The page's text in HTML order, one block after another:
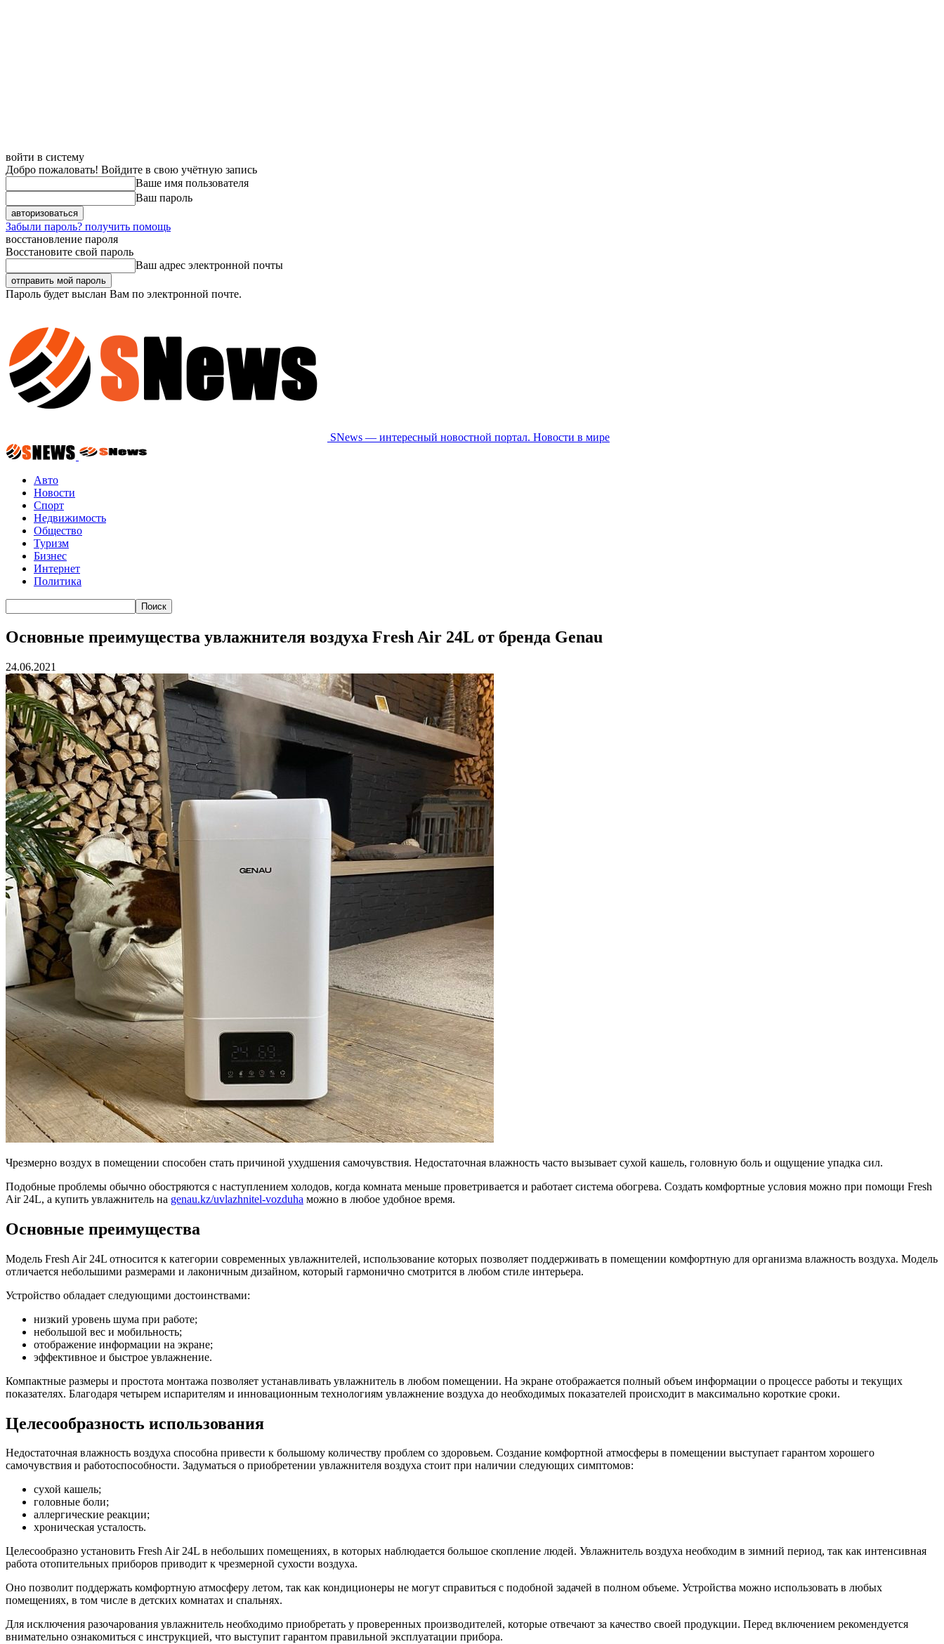
войти в систему
Добро пожаловать! Войдите в свою учётную запись
Ваше имя пользователя
Ваш пароль
Забыли пароль? получить помощь
восстановление пароля
Восстановите свой пароль
Ваш адрес электронной почты
Пароль будет выслан Вам по электронной почте.
SNews — интересный новостной портал. Новости в мире
Авто
Новости
Спорт
Недвижимость
Общество
Туризм
Бизнес
Интернет
Политика
Основные преимущества увлажнителя воздуха Fresh Air 24L от бренда Genau
24.06.2021
Чрезмерно воздух в помещении способен стать причиной ухудшения самочувствия. Недостаточная влажность часто вызывает сухой кашель, головную боль и ощущение упадка сил.
Подобные проблемы обычно обостряются с наступлением холодов, когда комната меньше проветривается и работает система обогрева. Создать комфортные условия можно при помощи Fresh
Air 24L, а купить увлажнитель на genau.kz/uvlazhnitel-vozduha можно в любое удобное время.
Основные преимущества
Модель Fresh Air 24L относится к категории современных увлажнителей, использование которых позволяет поддерживать в помещении комфортную для организма влажность воздуха. Модель
отличается небольшими размерами и лаконичным дизайном, который гармонично смотрится в любом стиле интерьера.
Устройство обладает следующими достоинствами:
низкий уровень шума при работе;
небольшой вес и мобильность;
отображение информации на экране;
эффективное и быстрое увлажнение.
Компактные размеры и простота монтажа позволяет устанавливать увлажнитель в любом помещении. На экране отображается полный объем информации о процессе работы и текущих
показателях. Благодаря четырем испарителям и инновационным технологиям увлажнение воздуха до необходимых показателей происходит в максимально короткие сроки.
Целесообразность использования
Недостаточная влажность воздуха способна привести к большому количеству проблем со здоровьем. Создание комфортной атмосферы в помещении выступает гарантом хорошего
самочувствия и работоспособности. Задуматься о приобретении увлажнителя воздуха стоит при наличии следующих симптомов:
сухой кашель;
головные боли;
аллергические реакции;
хроническая усталость.
Целесообразно установить Fresh Air 24L в небольших помещениях, в которых наблюдается большое скопление людей. Увлажнитель воздуха необходим в зимний период, так как интенсивная
работа отопительных приборов приводит к чрезмерной сухости воздуха.
Оно позволит поддержать комфортную атмосферу летом, так как кондиционеры не могут справиться с подобной задачей в полном объеме. Устройства можно использовать в любых
помещениях, в том числе в детских комнатах и спальнях.
Для исключения разочарования увлажнитель необходимо приобретать у проверенных производителей, которые отвечают за качество своей продукции. Перед включением рекомендуется
внимательно ознакомиться с инструкцией, что выступит гарантом правильной эксплуатации прибора.